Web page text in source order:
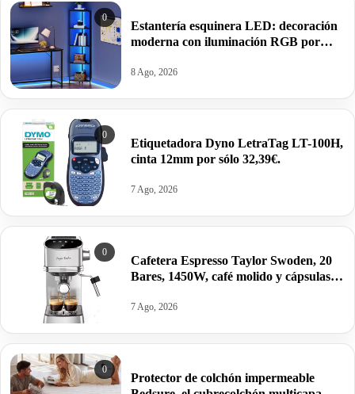
0
Estantería esquinera LED: decoración
moderna con iluminación RGB por
8 Ago, 2026
0
Etiquetadora Dyno LetraTag LT-100H,
cinta 12mm por sólo 32,39€.
7 Ago, 2026
0
Cafetera Espresso Taylor Swoden, 20
Bares, 1450W, café molido y cápsulas
7 Ago, 2026
0
Protector de colchón impermeable